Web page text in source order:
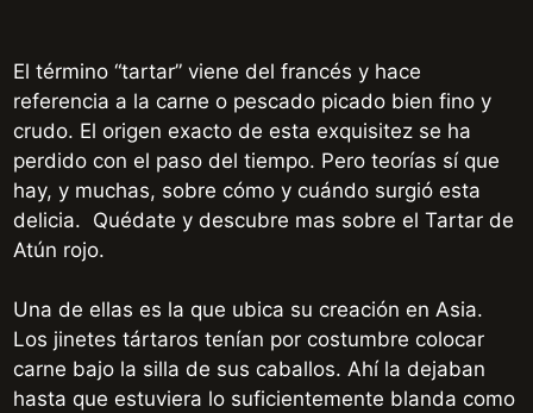
El término “tartar” viene del francés y hace
referencia a la carne o pescado picado bien fino y
crudo. El origen exacto de esta exquisitez se ha
perdido con el paso del tiempo. Pero teorías sí que
hay, y muchas, sobre cómo y cuándo surgió esta
delicia. Quédate y descubre mas sobre el Tartar de
Atún rojo.
Una de ellas es la que ubica su creación en Asia.
Los jinetes tártaros tenían por costumbre colocar
carne bajo la silla de sus caballos. Ahí la dejaban
hasta que estuviera lo suficientemente blanda como